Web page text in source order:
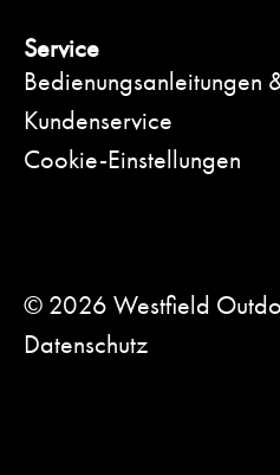
Service
Bedienungsanleitungen
Kundenservice
Cookie-Einstellungen
© 2026 Westfield
Datenschutz